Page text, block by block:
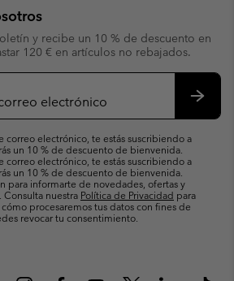
y recibe un 10 % de descuento en
120 € en artículos no rebajados.
correo electrónico, te estás suscribiendo a
un 10 % de descuento de bienvenida.
correo electrónico, te estás suscribiendo a
un 10 % de descuento de bienvenida.
para informarte de novedades, ofertas y
nuestra Política de Privacidad para
procesaremos tus datos con fines de
revocar tu consentimiento.